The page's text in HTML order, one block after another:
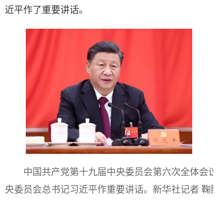
近平作了重要讲话。
中国共产党第十九届中央委员会第六次全体会议
央委员会总书记习近平作重要讲话。新华社记者 鞠